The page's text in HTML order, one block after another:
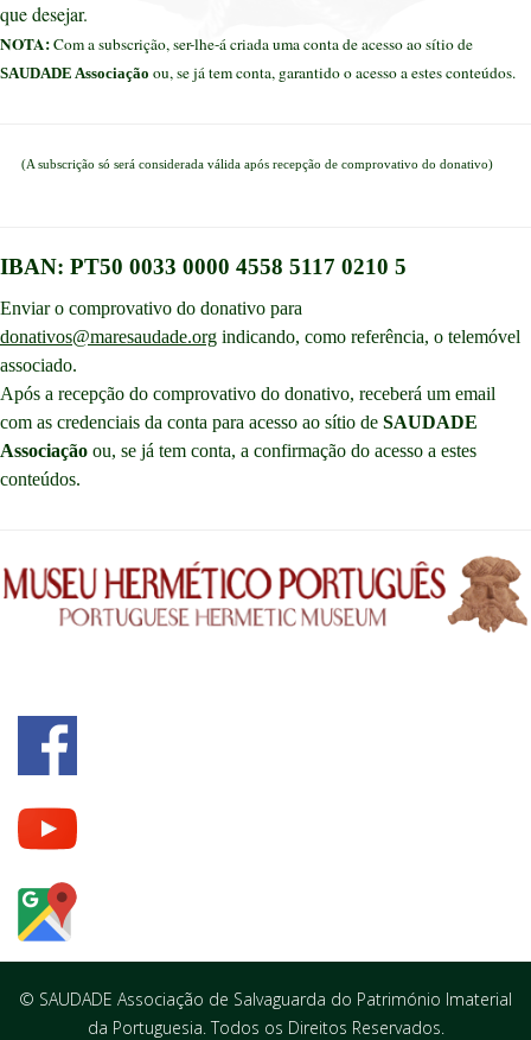
que desejar.
NOTA:Com a subscrição, ser-lhe-á criada uma conta de acesso ao sítio de
SAUDADE Associação ou, se já tem conta, garantido o acesso a estes conteúdos.
(A subscrição só será considerada válida após recepção de comprovativo do donativo)
IBAN: PT50 0033 0000 4558 5117 0210 5
Enviar o comprovativo do donativo para
donativos@maresaudade.org indicando, como referência, o telemóvel
associado.
Após a recepção do comprovativo do donativo, receberá um email
com as credenciais da conta para acesso ao sítio de SAUDADE
Associação ou, se já tem conta, a confirmação do acesso a estes
conteúdos.
© SAUDADE Associação de Salvaguarda do Património Imaterial
da Portuguesia. Todos os Direitos Reservados.